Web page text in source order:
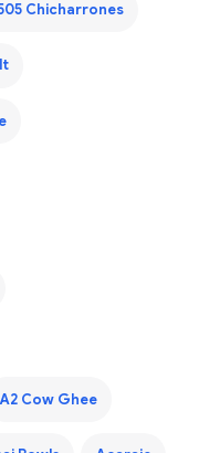
Chicharrones
A2 Cow Ghee